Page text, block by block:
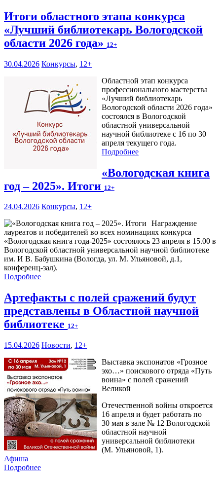
Итоги областного этапа конкурса
«Лучший библиотекарь Вологодской
области 2026 года» 12+
30.04.2026 Конкурсы, 12+
Областной этап конкурса
профессионального мастерства
«Лучший библиотекарь
Вологодской области 2026 года»
состоялся в Вологодской
областной универсальной
научной библиотеке с 16 по 30
апреля текущего года.
Подробнее
«Вологодская книга
год – 2025». Итоги 12+
24.04.2026 Конкурсы, 12+
Награждение
лауреатов и победителей во всех номинациях конкурса
«Вологодская книга года-2025» состоялось 23 апреля в 15.00 в
Вологодской областной универсальной научной библиотеке
им. И В. Бабушкина (Вологда, ул. М. Ульяновой, д.1,
конференц-зал).
Подробнее
Артефакты с полей сражений будут
представлены в Областной научной
библиотеке 12+
15.04.2026 Новости, 12+
Выставка экспонатов «Грозное
эхо…» поискового отряда «Путь
воина» с полей сражений
Великой
Отечественной войны откроется
16 апреля и будет работать по
30 мая в зале № 12 Вологодской
областной научной
универсальной библиотеки
(М. Ульяновой, 1).
Афиша
Подробнее